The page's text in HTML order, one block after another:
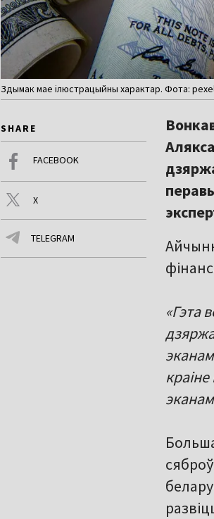
Здымак мае ілюстрацыйны характар. Фота:
SHARE
FACEBOOK
X
TELEGRAM
«Гэта